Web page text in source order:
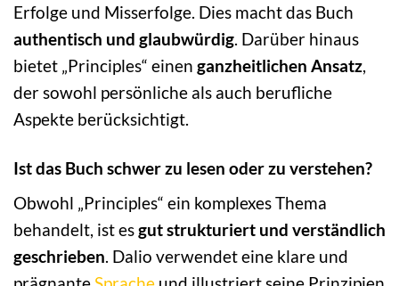
Erfolge und Misserfolge. Dies macht das Buch
authentisch und glaubwürdig. Darüber hinaus
bietet „Principles“ einen ganzheitlichen Ansatz,
der sowohl persönliche als auch berufliche
Aspekte berücksichtigt.
Ist das Buch schwer zu lesen oder zu verstehen?
Obwohl „Principles“ ein komplexes Thema
behandelt, ist esgut strukturiert und verständlich
geschrieben. Dalio verwendet eine klare und